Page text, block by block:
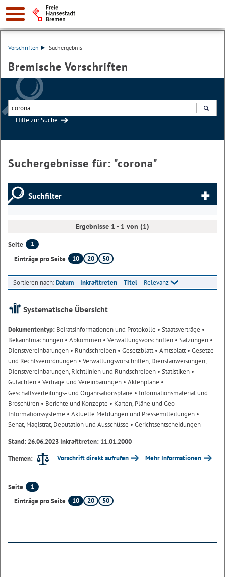
Vorschriften Suchergebnis
Bremische Vorschriften
Hilfe zur Suche
Suchergebnisse für: "corona"
Suchfilter
Ergebnisse 1 - 1 von (1)
Seite
1
Einträge pro Seite
10 20 50
Sortieren nach:Datum Inkrafttreten Titel Relevanz
Systematische Übersicht
Dokumententyp: Beiratsinformationen und Protokolle • Staatsverträge •
Bekanntmachungen • Abkommen • Verwaltungsvorschriften • Satzungen •
Dienstvereinbarungen • Rundschreiben • Gesetzblatt• Amtsblatt• Gesetze
und Rechtsverordnungen • Verwaltungsvorschriften, Dienstanweisungen,
Dienstvereinbarungen, Richtlinien und Rundschreiben • Statistiken •
Gutachten • Verträge und Vereinbarungen • Aktenpläne •
Geschäftsverteilungs- und Organisationspläne • Informationsmaterial und
Broschüren • Berichte und Konzepte • Karten, Pläne und Geo-
Informationssysteme • Aktuelle Meldungen und Pressemitteilungen •
Senat, Magistrat, Deputation und Ausschüsse • Gerichtsentscheidungen
Stand: 26.06.2023 Inkrafttreten: 11.01.2000
Themen:
Vorschrift direkt aufrufen Mehr Informationen
Seite
1
Einträge pro Seite
10 20 50